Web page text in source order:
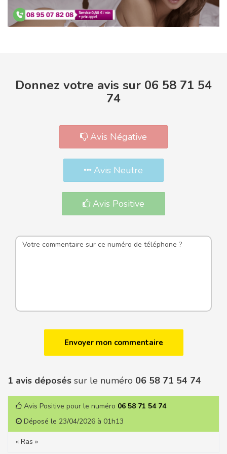
Donnez votre avis sur 06 58 71 54
74
Avis Négative
Avis Neutre
Avis Positive
1 avis déposés sur le numéro 06 58 71 54 74
Avis Positive pour le numéro 06 58 71 54 74
Déposé le 23/04/2026 à 01h13
« Ras »